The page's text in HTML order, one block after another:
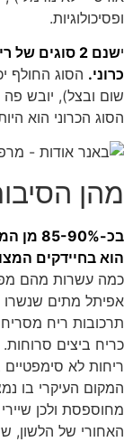
ופסיכולוגיות.
י
שנם 2
כרוני. הסוג החולף
שום ובצל), יובש פה
הסוג הכרוני הוא
מהן
בכ-
הוא בחיידקים
כמה עשרות מהם
אפיתל מתים שנשרו
תרכובות ריח
כריח ביצים סרוחות.
ריחות לא סימפטיים
המקום העיקרי בו
מחוספסת ולכן
האחורי של הלשון,